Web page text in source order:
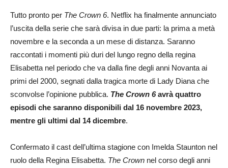
Tutto pronto per The Crown 6. Netflix ha finalmente annunciato
l’uscita della serie che sarà divisa in due parti: la prima a metà
novembre e la seconda a un mese di distanza. Saranno
raccontati i momenti più duri del lungo regno della regina
Elisabetta nel periodo che va dalla fine degli anni Novanta ai
primi del 2000, segnati dalla tragica morte di Lady Diana che
sconvolse l’opinione pubblica. The Crown 6avrà quattro
episodi che saranno disponibili dal 16 novembre 2023,
mentre gli ultimi dal 14 dicembre.
Confermato il cast dell’ultima stagione con Imelda Staunton nel
ruolo della Regina Elisabetta. The Crown nel corso degli anni